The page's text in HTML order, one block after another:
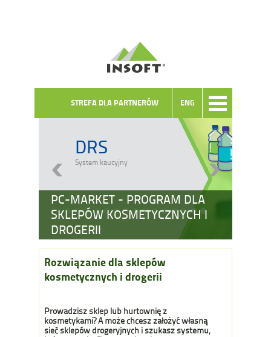
ENG
STREFA DLA PARTNERÓW
PC-MARKET - PROGRAM DLA
SKLEPÓW KOSMETYCZNYCH I
DROGERII
DRS
System kaucyjny
Rozwiązanie dla sklepów
kosmetycznych i drogerii
Prowadzisz sklep lub hurtownię z
kosmetykami? A może chcesz założyć własną
sieć sklepów drogeryjnych i szukasz systemu,